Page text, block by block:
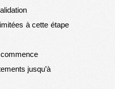
à cette étape
jusqu’à